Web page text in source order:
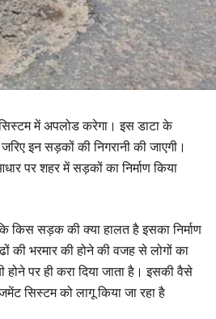
में अपलोड करेगा। इस डाटा के
इन सड़कों की निगरानी की जाएगी।
पर शहर में सड़कों का निर्माण किया
किस सड़क की क्या हालत है इसका निर्माण
की भरमार की होने की वजह से लोगों का
होने पर ही करा दिया जाता है। इसकी वैसे
सिस्टम को लागू किया जा रहा है